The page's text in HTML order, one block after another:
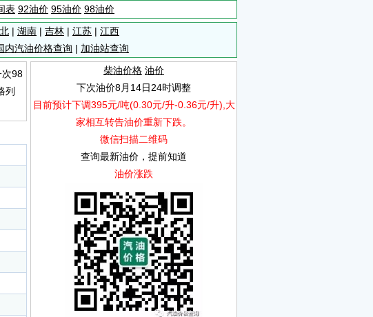
表 92油价 95油价 98油价
| 湖南 | 吉林 | 江苏 | 江西
内汽油价格查询 | 加油站查询
次98
列
柴油价格 油价
下次油价8月14日24时调整
目前预计下调395元/吨(0.30元/升-0.36元/升),大
家相互转告油价重新下跌。
微信扫描二维码
查询最新油价，提前知道
油价涨跌